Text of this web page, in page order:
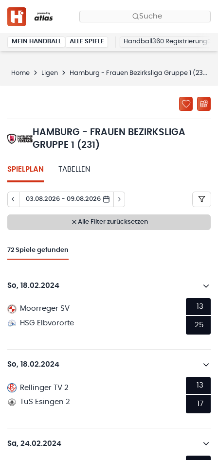
Suche
MEIN HANDBALL ALLE SPIELE Handball360 Registrierung
Home Ligen Hamburg - Frauen Bezirksliga Gruppe 1 (231)
HAMBURG - FRAUEN BEZIRKSLIGA
GRUPPE 1 (231)
SPIELPLAN TABELLEN
03.08.2026 - 09.08.2026
Alle Filter zurücksetzen
72 Spiele gefunden
So, 18.02.2024
Moorreger SV
HSG Elbvororte
13
25
So, 18.02.2024
Rellinger TV 2
TuS Esingen 2
13
17
Sa, 24.02.2024